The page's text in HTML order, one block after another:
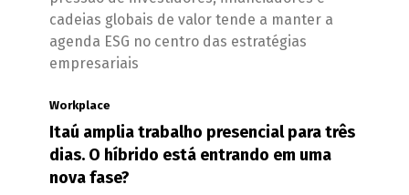
cadeias globais de valor tende a manter a
agenda ESG no centro das estratégias
empresariais
Workplace
Itaú amplia trabalho presencial para três
dias. O híbrido está entrando em uma
nova fase?